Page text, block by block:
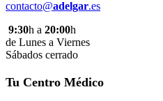
contacto@adelgar.es
9:30h a 20:00h
de Lunes a Viernes
Sábados cerrado
Tu Centro Médico